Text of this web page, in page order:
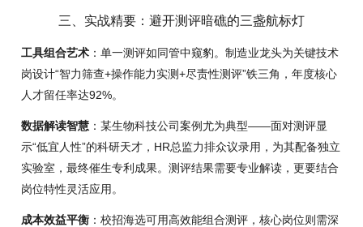
三、实战精要：避开测评暗礁的三盏航标灯
工具组合艺术 ：单一测评如同管中窥豹。制造业龙头为关键技术
岗设计“智力筛查+操作能力实测+尽责性测评”铁三角，年度核心
人才留任率达92%。
数据解读智慧 ：某生物科技公司案例尤为典型——面对测评显
示“低宜人性”的科研天才，HR总监力排众议录用，为其配备独立
实验室，最终催生专利成果。测评结果需要专业解读，更要结合
岗位特性灵活应用。
成本效益平衡 ：校招海选可用高效能组合测评，核心岗位则需深